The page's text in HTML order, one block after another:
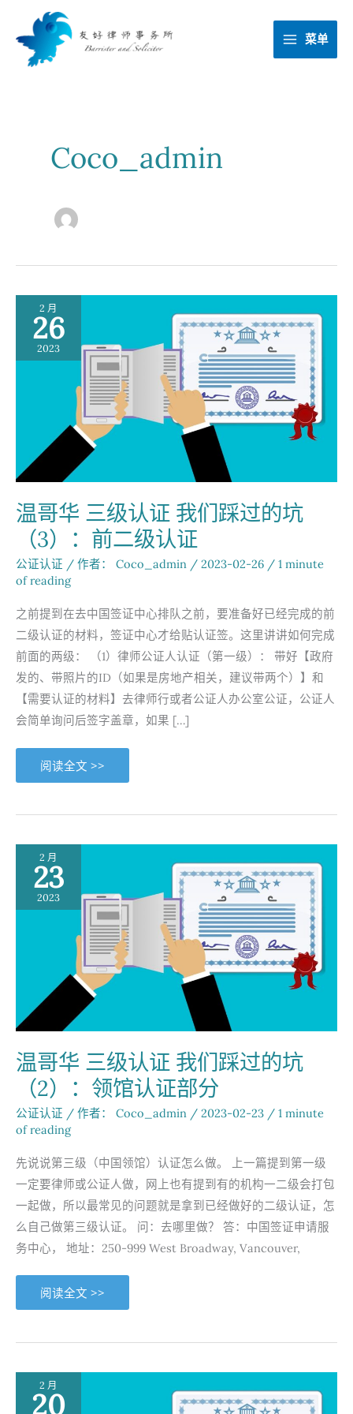
菜单
Coco_admin
2 月
26
2023
温哥华 三级认证 我们踩过的坑
（3）：前二级认证
公证认证 / 作者： Coco_admin / 2023-02-26 / 1 minute
of reading
之前提到在去中国签证中心排队之前，要准备好已经完成的前
二级认证的材料，签证中心才给贴认证签。这里讲讲如何完成
前面的两级： （1）律师公证人认证（第一级）： 带好【政府
发的、带照片的ID（如果是房地产相关，建议带两个）】和
【需要认证的材料】去律师行或者公证人办公室公证，公证人
会简单询问后签字盖章，如果 […]
温
哥
华
认
我
们
踩
过
的
坑
（3）：
阅读全文 >>
2 月
23
2023
温哥华 三级认证 我们踩过的坑
（2）：领馆认证部分
公证认证 / 作者： Coco_admin / 2023-02-23 / 1 minute
of reading
先说说第三级（中国领馆）认证怎么做。 上一篇提到第一级
一定要律师或公证人做，网上也有提到有的机构一二级会打包
一起做，所以最常见的问题就是拿到已经做好的二级认证，怎
么自己做第三级认证。 问：去哪里做？ 答：中国签证申请服
务中心， 地址：250-999 West Broadway, Vancouver,
温
哥
华
认
我
们
踩
过
阅读全文 >>
2 月
20